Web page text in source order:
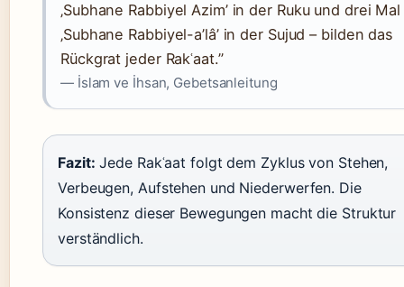
‚Subhane Rabbiyel Azim’ in der Ruku und drei Mal
‚Subhane Rabbiyel-a’lâ’ in der Sujud – bilden das
Rückgrat jeder Rakʿaat.”
— İslam ve İhsan, Gebetsanleitung
Fazit: Jede Rakʿaat folgt dem Zyklus von Stehen,
Verbeugen, Aufstehen und Niederwerfen. Die
Konsistenz dieser Bewegungen macht die Struktur
verständlich.